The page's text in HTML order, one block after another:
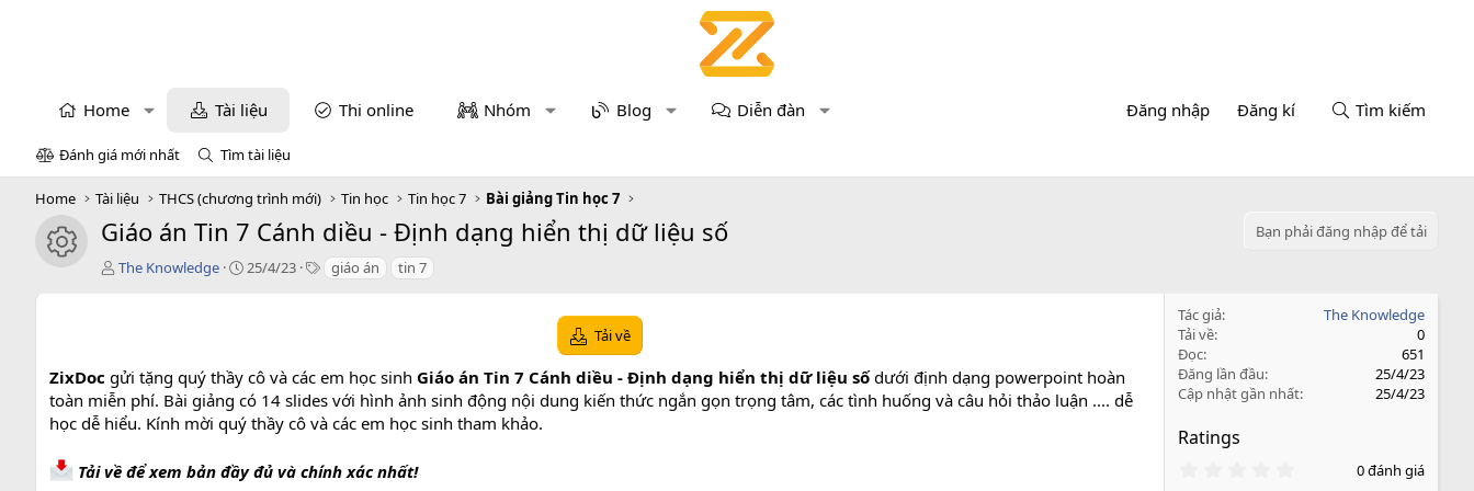
Home Tài liệu Thi online Nhóm Blog Diễn đàn Đăng nhập Đăng kí Tìm kiếm
Đánh giá mới nhất Tìm tài liệu
Home Tài liệu THCS (chương trình mới) Tin học Tin học 7 Bài giảng Tin học 7
icon tài liệu
Giáo án Tin 7 Cánh diều - Định dạng hiển thị dữ liệu số
Bạn phải đăng nhập để tải
T
The Knowledge
C
o
n
d
25/4/23
T giáo án tin 7
Tải về
ZixDoc gửi tặng quý thầy cô và các em học sinh Giáo án Tin 7 Cánh diều - Định dạng hiển thị dữ liệu sốdưới định dạng powerpoint hoàn
toàn miễn phí. Bài giảng có 14 slides với hình ảnh sinh động nội dung kiến thức ngắn gọn trọng tâm, các tình huống và câu hỏi thảo luận .... dễ
học dễ hiểu. Kính mời quý thầy cô và các em học sinh tham khảo.
Tải về để xem bản đầy đủ và chính xác nhất!
Tác giả
The Knowledge
Tải về
0
Đọc
651
Đăng lần đầu
25/4/23
Cập nhật gần nhất
25/4/23
Ratings
0 đánh giá